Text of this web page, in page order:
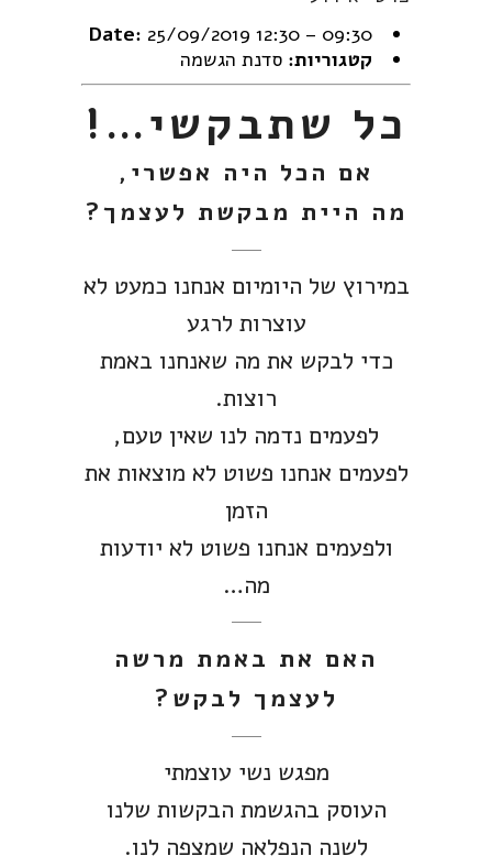
Date: 25/09/2019 12:30 – 09:30
קטגוריות: סדנת הגשמה
כל שתבקשי…!
אם הכל היה אפשרי,
מה היית מבקשת לעצמך?
במירוץ של היומיום אנחנו כמעט לא
עוצרות לרגע
כדי לבקש את מה שאנחנו באמת
רוצות.
לפעמים נדמה לנו שאין טעם,
לפעמים אנחנו פשוט לא מוצאות את
הזמן
ולפעמים אנחנו פשוט לא יודעות
מה…
האם את באמת מרשה
לעצמך לבקש?
מפגש נשי עוצמתי
העוסק בהגשמת הבקשות שלנו
לשנה הנפלאה שמצפה לנו.